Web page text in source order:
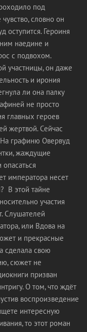
под
словно он
оступится. Героиня
наедине и
с подвохом.
участницы, он даже
и ирония
ли она палку
не просто
главных героев
жертвой. Сейчас
На графиню Овервуд
жаждущие
императора несет
В этой тайне
участия
Слушателей
или Вдова на
и прекрасные
сделала свою
сюжет не
призван
О том, что ждёт
воспроизведение
интересную
то этот роман